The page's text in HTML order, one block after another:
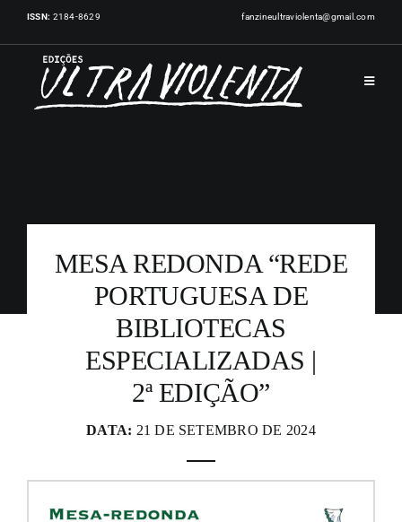
Skip
content
ISSN: 2184-8629 fanzineultraviolenta@gmail.com
Toggle
ARTISTASMESA REDONDA “REDE
PORTUGUESA DE
BIBLIOTECAS
ESPECIALIZADAS |
2ª EDIÇÃO”
DATA: 21 DE SETEMBRO DE 2024